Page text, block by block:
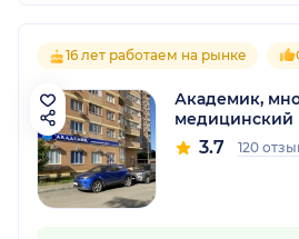
16 лет работаем на рынке
Академик,
медицинский
3.7 120